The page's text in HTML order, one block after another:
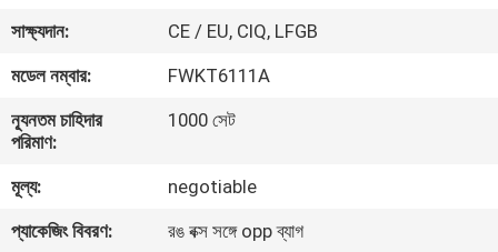
কারখানা
ভ্রমণ
নিয়ন্ত্রণ
সাক্ষ্যদান:
CE / EU, CIQ, LFGB
মডেল নম্বার:
FWKT6111A
ন্যূনতম চাহিদার
পরিমাণ:
1000 সেট
মূল্য:
negotiable
প্যাকেজিং বিবরণ:
রঙ বক্স সঙ্গে opp ব্যাগ